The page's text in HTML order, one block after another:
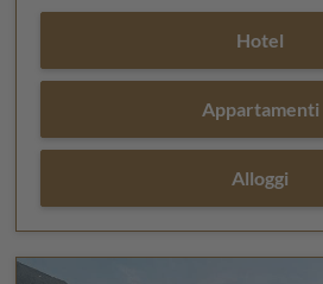
Hotel
Appartamenti
Alloggi